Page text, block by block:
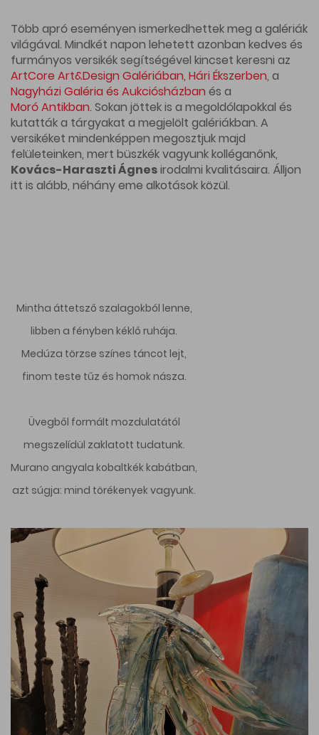
Több apró eseményen ismerkedhettek meg a galériák
világával. Mindkét napon lehetett azonban kedves és
furmányos versikék segítségével kincset keresni az
ArtCore Art&Design Galériában, Hári Ékszerben, a
Nagyházi Galéria és Aukciósházban és a
Moró Antikban. Sokan jöttek is a megoldólapokkal és
kutatták a tárgyakat a megjelölt galériákban. A
versikéket mindenképpen megosztjuk majd
felületeinken, mert büszkék vagyunk kolléganőnk,
Kovács-Haraszti Ágnesirodalmi kvalitásaira. Álljon
itt is alább, néhány eme alkotások közül.
Mintha áttetsző szalagokból lenne,
libben a fényben kéklő ruhája.
Medúza törzse színes táncot lejt,
finom teste tűz és homok násza.
Üvegből formált mozdulatától
megszelídül zaklatott tudatunk.
Murano angyala kobaltkék kabátban,
azt súgja: mind törékenyek vagyunk.